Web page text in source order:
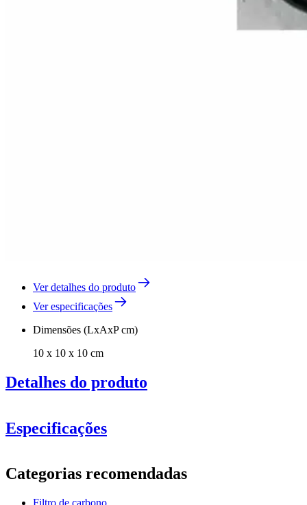
Ver detalhes do produto
Ver especificações
Dimensões (LxAxP cm)
10 x 10 x 10 cm
Detalhes do produto
CaveCool Passion Mica – 248 garrafas – 1 zona – Frente em
vidro preto
Especificações
Número do produtoTY01-139
Categorias recomendadas